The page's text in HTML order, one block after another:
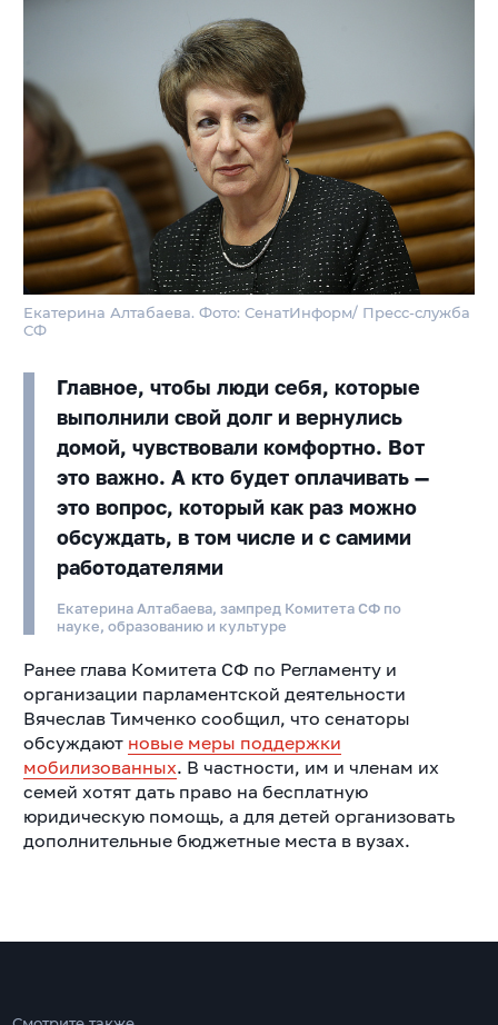
Екатерина Алтабаева. Фото: СенатИнформ/ Пресс-служба
СФ
Главное, чтобы люди себя, которые
выполнили свой долг и вернулись
домой, чувствовали комфортно. Вот
это важно. А кто будет оплачивать —
это вопрос, который как раз можно
обсуждать, в том числе и с самими
работодателями
Екатерина Алтабаева, зампред Комитета СФ по
науке, образованию и культуре
Ранее глава Комитета СФ по Регламенту и
организации парламентской деятельности
Вячеслав Тимченко сообщил, что сенаторы
обсуждают новые меры поддержки
мобилизованных. В частности, им и членам их
семей хотят дать право на бесплатную
юридическую помощь, а для детей организовать
дополнительные бюджетные места в вузах.